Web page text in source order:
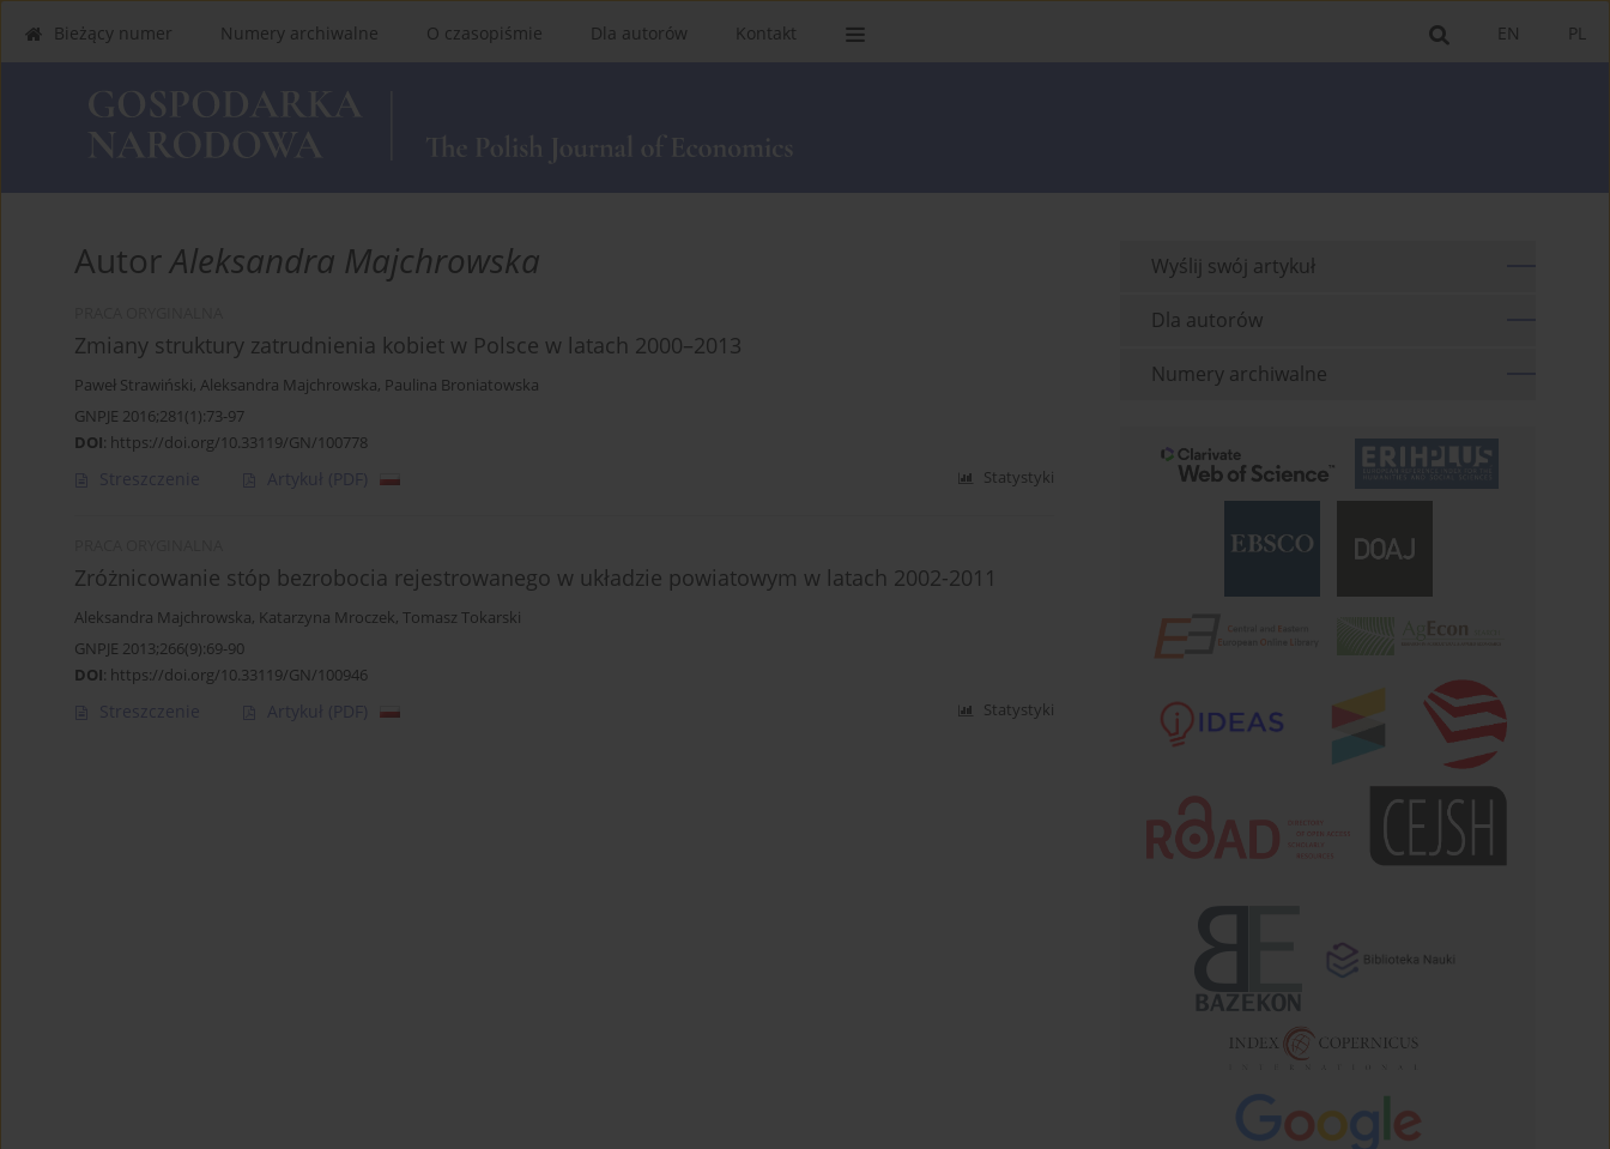
PL
EN
Bieżący numer Numery archiwalne O czasopiśmie Dla autorów Kontakt
AutorAleksandra Majchrowska
Zmiany struktury zatrudnienia kobiet w Polsce w latach 2000–2013
Paweł Strawiński, Aleksandra Majchrowska, Paulina Broniatowska
GNPJE 2016;281(1):73-97
DOI: https://doi.org/10.33119/GN/100778
Streszczenie Artykuł (PDF) Statystyki
Zróżnicowanie stóp bezrobocia rejestrowanego w układzie powiatowym w latach 2002-2011
Aleksandra Majchrowska, Katarzyna Mroczek, Tomasz Tokarski
GNPJE 2013;266(9):69-90
DOI: https://doi.org/10.33119/GN/100946
Streszczenie Artykuł (PDF) Statystyki
Wyślij swój artykuł
Dla autorów
Numery archiwalne